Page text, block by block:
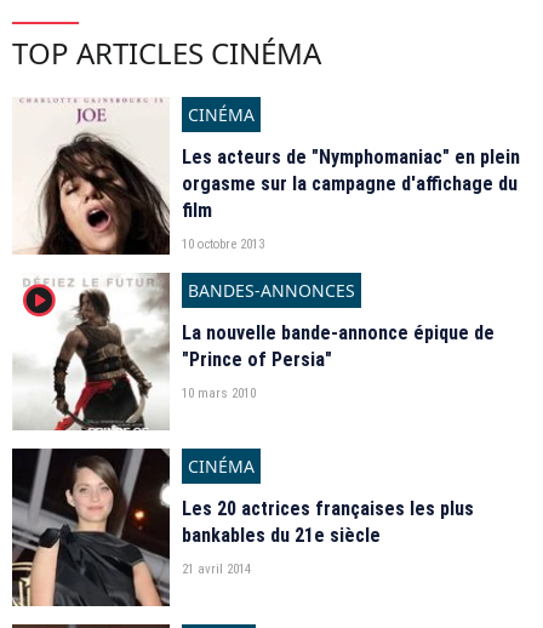
TOP ARTICLES CINÉMA
CINÉMA
Les acteurs de "Nymphomaniac" en plein
orgasme sur la campagne d'affichage du
film
10 octobre 2013
player2
BANDES-ANNONCES
La nouvelle bande-annonce épique de
"Prince of Persia"
10 mars 2010
CINÉMA
Les 20 actrices françaises les plus
bankables du 21e siècle
21 avril 2014